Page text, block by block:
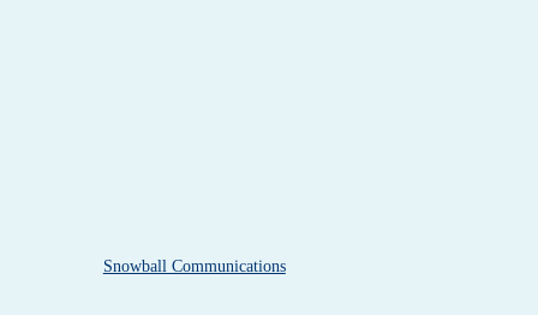
Snowball Communications